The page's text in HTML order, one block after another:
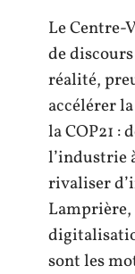
Le Centre-
de
réalité,
accélérer
la COP21 :
l’industrie
rivaliser
Lamprière,
sont les